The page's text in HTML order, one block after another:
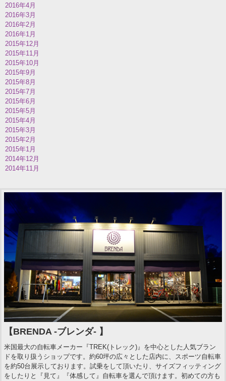
2016年4月
2016年3月
2016年2月
2016年1月
2015年12月
2015年11月
2015年10月
2015年9月
2015年8月
2015年7月
2015年6月
2015年5月
2015年4月
2015年3月
2015年2月
2015年1月
2014年12月
2014年11月
【BRENDA -ブレンダ- 】
米国最大の自転車メーカー『TREK(トレック)』を中心とした人気ブラン
ドを取り扱うショップです。約60坪の広々とした店内に、スポーツ自転車
を約50台展示しております。試乗をして頂いたり、サイズフィッティング
をしたりと『見て』『体感して』自転車を選んで頂けます。初めての方も